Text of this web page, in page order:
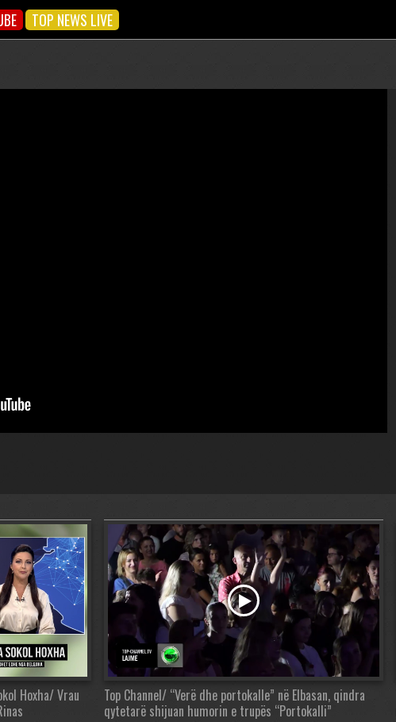
TOP NEWS LIVE
Hoxha/ Vrau
Top Channel/ “Verë dhe portokalle” në Elbasan, qindra
qytetarë shijuan humorin e trupës “Portokalli”